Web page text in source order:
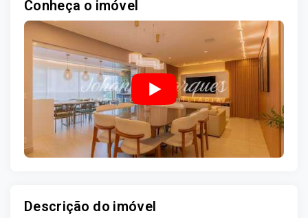
Conheça o imóvel
Descrição do imóvel